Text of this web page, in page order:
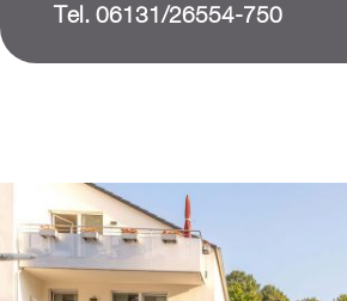
Tel. 06131/26554-750